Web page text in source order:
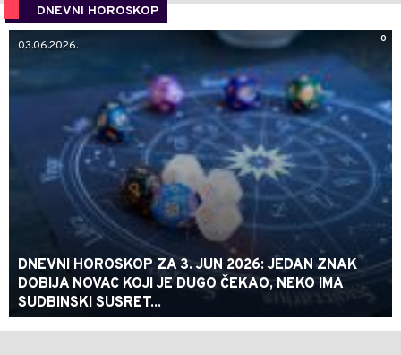
DNEVNI HOROSKOP
0
03.06.2026.
DNEVNI HOROSKOP ZA 3. JUN 2026: JEDAN ZNAK
DOBIJA NOVAC KOJI JE DUGO ČEKAO, NEKO IMA
SUDBINSKI SUSRET...